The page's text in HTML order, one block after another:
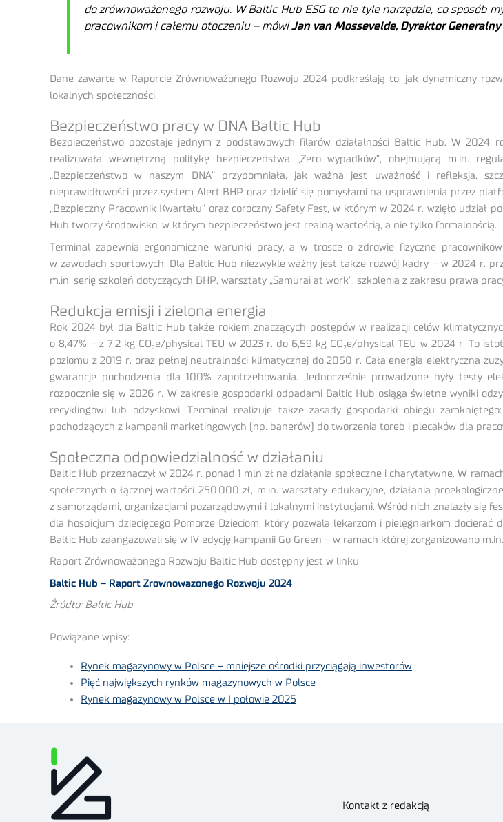
do zrównoważonego rozwoju. W Baltic Hub ESG to nie tyle narzędzie, co sposób
pracownikom i całemu otoczeniu – mówiJan van Mossevelde, Dyrektor
Dane zawarte w Raporcie Zrównoważonego Rozwoju 2024 podkreślają to, jak dynamiczny
lokalnych społeczności.
Bezpieczeństwo pracy w DNA Baltic Hub
Bezpieczeństwo pozostaje jednym z podstawowych filarów działalności Baltic Hub. W 2024
realizowała wewnętrzną politykę bezpieczeństwa „Zero wypadków”, obejmującą m.in.
„Bezpieczeństwo w naszym DNA” przypomniała, jak ważna jest uważność i refleksja,
nieprawidłowości przez system Alert BHP oraz dzielić się pomysłami na usprawnienia przez
„Bezpieczny Pracownik Kwartału” oraz coroczny Safety Fest, w którym w 2024 r. wzięło udział
Hub tworzy środowisko, w którym bezpieczeństwo jest realną wartością, a nie tylko formalnością.
Terminal zapewnia ergonomiczne warunki pracy, a w trosce o zdrowie fizyczne
w zawodach sportowych. Dla Baltic Hub niezwykle ważny jest także rozwój kadry – w 2024 r.
m.in. serię szkoleń dotyczących BHP, warsztaty „Samurai at work”, szkolenia z zakresu prawa
Redukcja emisji i zielona energia
Rok 2024 był dla Baltic Hub także rokiem znaczących postępów w realizacji celów
o 8,47% – z 7,2 kg CO₂e/physical TEU w 2023 r. do 6,59 kg CO₂e/physical TEU w 2024 r. To
poziomu z 2019 r. oraz pełnej neutralności klimatycznej do 2050 r. Cała energia elektryczna
gwarancje pochodzenia dla 100% zapotrzebowania. Jednocześnie prowadzone były testy
rozpocznie się w 2026 r. W zakresie gospodarki odpadami Baltic Hub osiąga świetne wyniki
recyklingowi lub odzyskowi. Terminal realizuje także zasady gospodarki obiegu
pochodzących z kampanii marketingowych (np. banerów) do tworzenia toreb i plecaków dla
Społeczna odpowiedzialność w działaniu
Baltic Hub przeznaczył w 2024 r. ponad 1 mln zł na działania społeczne i charytatywne. W
społecznych o łącznej wartości 250 000 zł, m.in. warsztaty edukacyjne, działania
z samorządami, organizacjami pozarządowymi i lokalnymi instytucjami. Wśród nich znalazły się
dla hospicjum dziecięcego Pomorze Dzieciom, który pozwala lekarzom i pielęgniarkom
Baltic Hub zaangażowali się w IV edycję kampanii Go Green – w ramach której zorganizowano
Raport Zrównoważonego Rozwoju Baltic Hub dostępny jest w linku:
Baltic Hub – Raport Zrownowazonego Rozwoju 2024
Źródło: Baltic Hub
Powiązane wpisy:
Rynek magazynowy w Polsce – mniejsze ośrodki przyciągają inwestorów
Pięć największych rynków magazynowych w Polsce
Rynek magazynowy w Polsce w I połowie 2025
Kontakt z redakcją